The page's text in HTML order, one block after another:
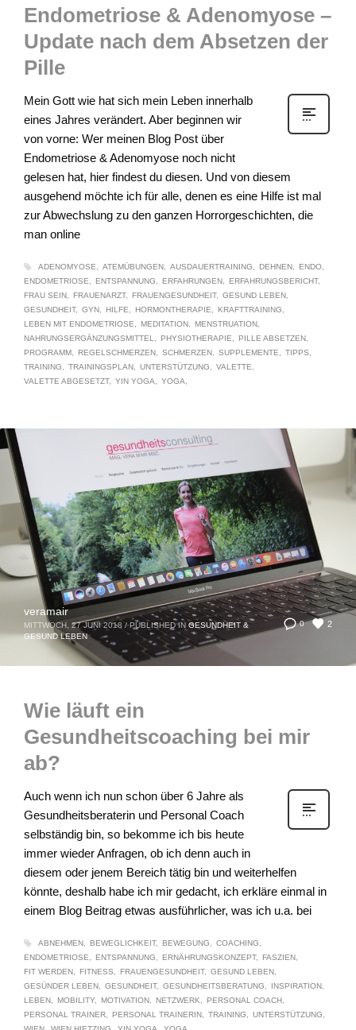
Endometriose & Adenomyose –
Update nach dem Absetzen der
Pille
Mein Gott wie hat sich mein Leben innerhalb
eines Jahres verändert. Aber beginnen wir
von vorne: Wer meinen Blog Post über
Endometriose & Adenomyose noch nicht
gelesen hat, hier findest du diesen. Und von diesem
ausgehend möchte ich für alle, denen es eine Hilfe ist mal
zur Abwechslung zu den ganzen Horrorgeschichten, die
man online
ADENOMYOSE ATEMÜBUNGEN AUSDAUERTRAINING DEHNEN
ENDO
ENDOMETRIOSE
ENTSPANNUNG ERFAHRUNGEN
ERFAHRUNGSBERICHT
FRAU SEIN
FRAUENARZT FRAUENGESUNDHEIT
GESUND LEBEN
GESUNDHEIT
GYN HILFE HORMONTHERAPIE
KRAFTTRAINING
LEBEN MIT ENDOMETRIOSE
MEDITATION
MENSTRUATION
NAHRUNGSERGÄNZUNGSMITTEL
PHYSIOTHERAPIE
PILLE ABSETZEN
PROGRAMM
REGELSCHMERZEN SCHMERZEN SUPPLEMENTE
TIPPS
TRAINING
TRAININGSPLAN UNTERSTÜTZUNG
VALETTE
VALETTE ABGESETZT
YIN YOGA YOGA
0 2
veramair
MITTWOCH, 27 JUNI 2018 / PUBLISHED IN GESUNDHEIT &
GESUND LEBEN
Wie läuft ein
Gesundheitscoaching bei mir
ab?
Auch wenn ich nun schon über 6 Jahre als
Gesundheitsberaterin und Personal Coach
selbständig bin, so bekomme ich bis heute
immer wieder Anfragen, ob ich denn auch in
diesem oder jenem Bereich tätig bin und weiterhelfen
könnte, deshalb habe ich mir gedacht, ich erkläre einmal in
einem Blog Beitrag etwas ausführlicher, was ich u.a. bei
ABNEHMEN BEWEGLICHKEIT BEWEGUNG
COACHING
ENDOMETRIOSE
ENTSPANNUNG ERNÄHRUNGSKONZEPT
FASZIEN
FIT WERDEN
FITNESS FRAUENGESUNDHEIT
GESUND LEBEN
GESÜNDER LEBEN
GESUNDHEIT GESUNDHEITSBERATUNG
INSPIRATION
LEBEN
MOBILITY MOTIVATION NETZWERK
PERSONAL COACH
PERSONAL TRAINER
PERSONAL TRAINERIN TRAINING
UNTERSTÜTZUNG